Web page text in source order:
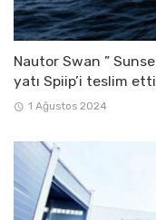
Nautor Swan ”
yatı Spiip’i teslim etti
1 Ağustos 2024